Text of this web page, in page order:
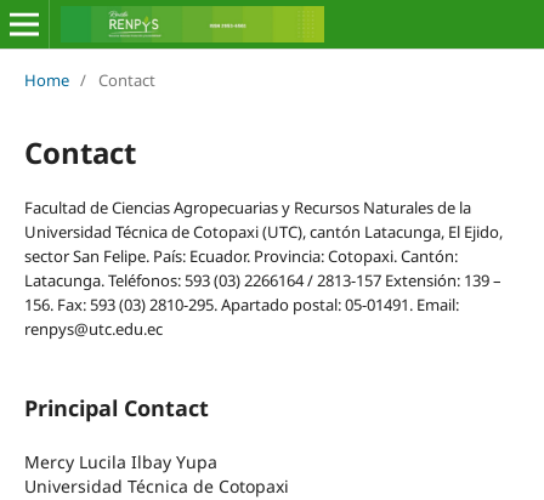
Home / Contact
Contact
Facultad de Ciencias Agropecuarias y Recursos Naturales de la
Universidad Técnica de Cotopaxi (UTC), cantón Latacunga, El Ejido,
sector San Felipe. País: Ecuador. Provincia: Cotopaxi. Cantón:
Latacunga. Teléfonos: 593 (03) 2266164 / 2813-157 Extensión: 139 –
156. Fax: 593 (03) 2810-295. Apartado postal: 05-01491. Email:
renpys@utc.edu.ec
Principal Contact
Mercy Lucila Ilbay Yupa
Universidad Técnica de Cotopaxi